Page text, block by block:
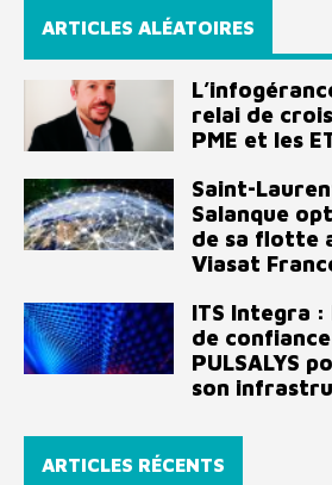
ARTICLES ALÉATOIRES
relai de
PME et les
Saint-
Salanque
de sa flotte
Viasat
ITS Integra
de
PULSALYS
son
ARTICLES RÉCENTS